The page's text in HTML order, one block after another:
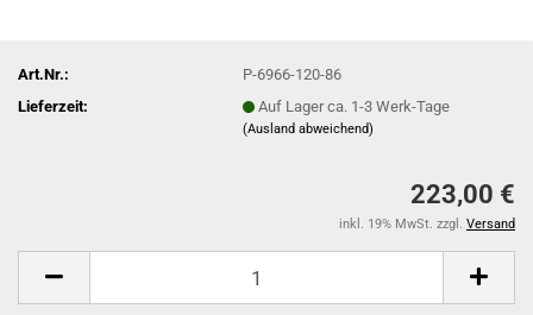
Art.Nr.:
P-6966-120-86
Lieferzeit:
Auf Lager ca. 1-3 Werk-Tage
(Ausland abweichend)
223,00 €
inkl. 19% MwSt. zzgl. Versand